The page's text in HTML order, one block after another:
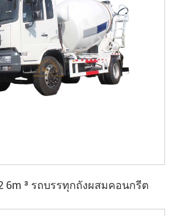
6m ³ รถบรรทุกถังผสมคอนกรีต